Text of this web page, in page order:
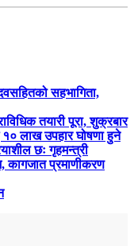
सहभागिता,
तयारी पूरा, शुक्रबार
लाख उपहार घोषणा हुने
छः गृहमन्त्री
कागजात प्रमाणीकरण